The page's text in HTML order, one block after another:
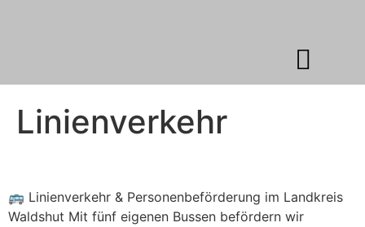
Linienverkehr
🚌 Linienverkehr & Personenbeförderung im Landkreis
Waldshut Mit fünf eigenen Bussen befördern wir